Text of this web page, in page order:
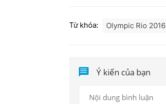
Từ khóa: Olympic Rio 2016
Ý kiến của bạn